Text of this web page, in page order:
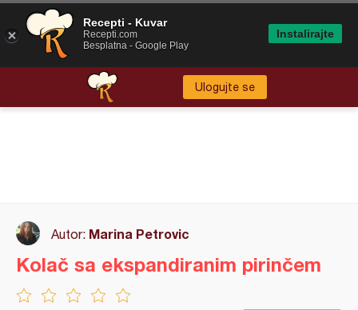
Ulogujte se
Autor: Marina Petrovic
Kolač sa ekspandiranim pirinčem
Recepti - Kuvar
Recepti.com
Besplatna - Google Play
Instalirajte